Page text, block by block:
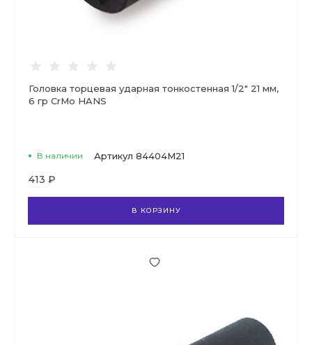
Головка торцевая ударная тонкостенная 1/2" 21 мм,
6 гр CrMo HANS
В наличии Артикул 84404M21
413 ₽
В КОРЗИНУ